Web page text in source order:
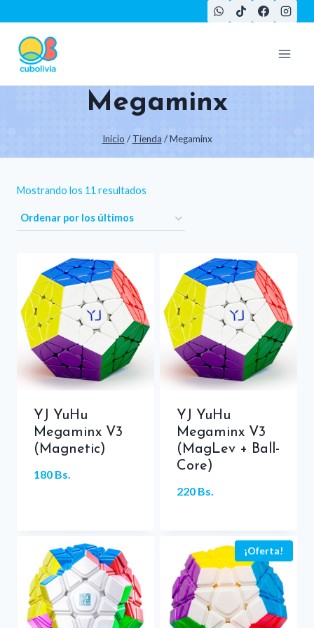
contenido
Megaminx
Inicio / Tienda / Megaminx
Mostrando los 11 resultados
los
YJ YuHu
Megaminx V3
(Magnetic)
180 Bs.
YJ YuHu
Megaminx V3
(MagLev + Ball-
Core)
220 Bs.
¡Oferta!